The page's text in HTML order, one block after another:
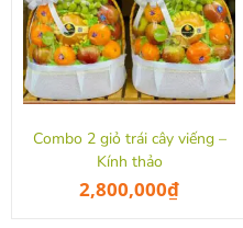
Combo 2 giỏ trái cây viếng –
Kính thảo
2,800,000₫